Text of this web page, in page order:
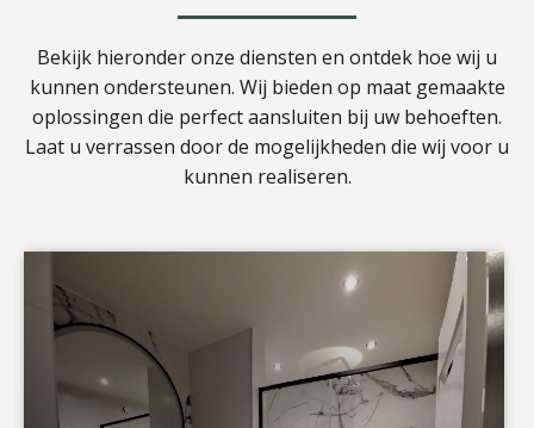
Bekijk hieronder onze diensten en ontdek hoe wij u
kunnen ondersteunen. Wij bieden op maat gemaakte
oplossingen die perfect aansluiten bij uw behoeften.
Laat u verrassen door de mogelijkheden die wij voor u
kunnen realiseren.